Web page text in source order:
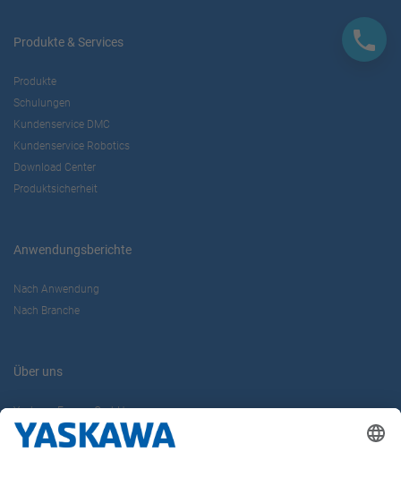
Produkte & Services
Produkte
Schulungen
Kundenservice DMC
Kundenservice Robotics
Download Center
Produktsicherheit
Anwendungsberichte
Nach Anwendung
Nach Branche
Über uns
Yaskawa Europe GmbH
Karriere